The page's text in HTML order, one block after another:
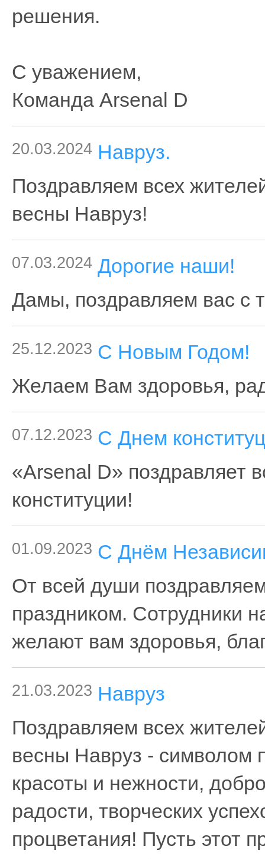
решения.
С уважением,
Команда Arsenal D
20.03.2024 Навруз.
Поздравляем всех
весны Навруз!
07.03.2024 Дорогие наши!
Дамы, поздравляем вас с
25.12.2023 С Новым Годом!
Желаем Вам здоровья,
07.12.2023 С Днем
«Arsenal D» поздравляет
конституции!
01.09.2023 С Днём
От всей души
праздником. Сотрудники
желают вам здоровья,
21.03.2023 Навруз
Поздравляем всех
весны Навруз - символом
красоты и нежности,
радости, творческих
процветания! Пусть этот